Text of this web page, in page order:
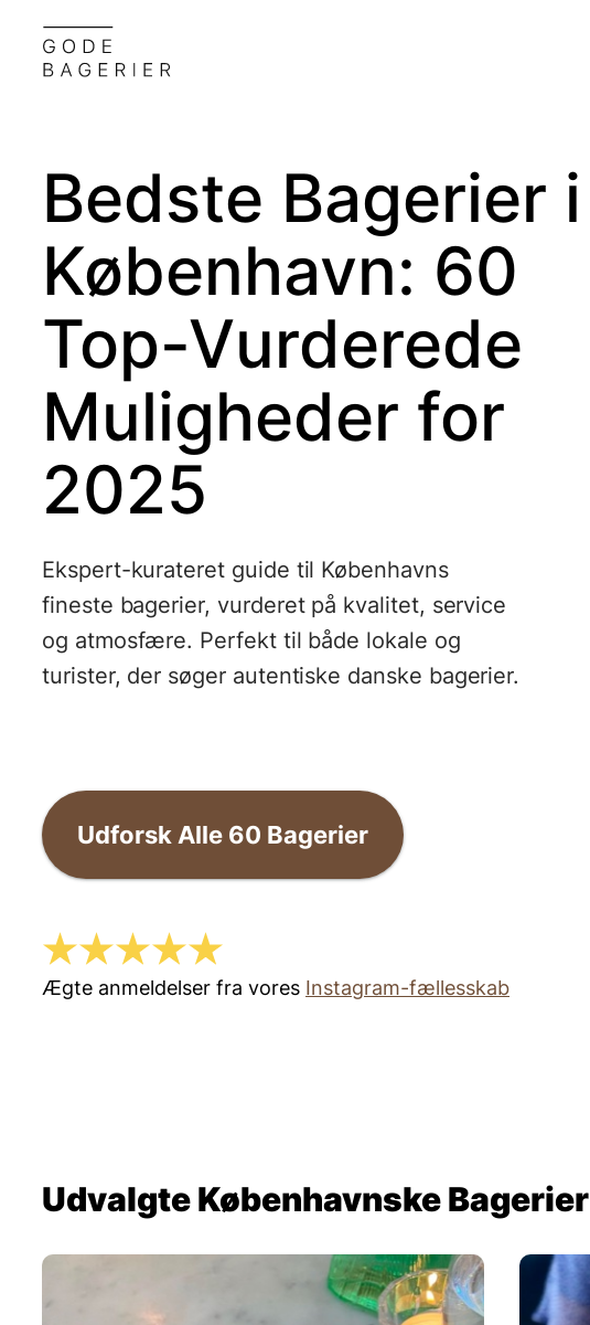
Bedste Bagerier i
København: 60
Top-Vurderede
Muligheder for
2025
Ekspert-kurateret guide til Københavns
fineste bagerier, vurderet på kvalitet, service
og atmosfære. Perfekt til både lokale og
turister, der søger autentiske danske bagerier.
Udforsk Alle 60 Bagerier
Ægte anmeldelser fra vores Instagram-fællesskab
Udvalgte Københavnske Bagerier